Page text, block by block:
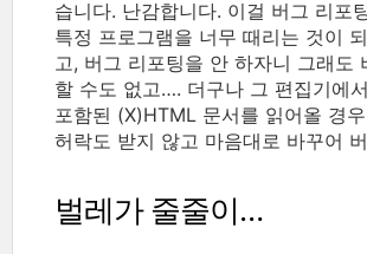
습니다. 난감합니다. 이걸 버그 리포
특정 프로그램을 너무 때리는 것이
고, 버그 리포팅을 안 하자니 그래도
할 수도 없고…. 더구나 그 편집기에
포함된 (X)HTML 문서를 읽어올 경
허락도 받지 않고 마음대로 바꾸어
벌레가 줄줄이…